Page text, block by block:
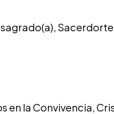
, Sacerdorte
en la Convivencia,